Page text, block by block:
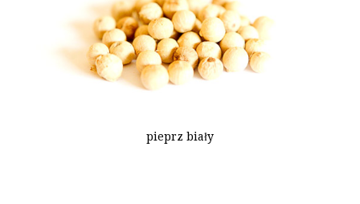
pieprz biały